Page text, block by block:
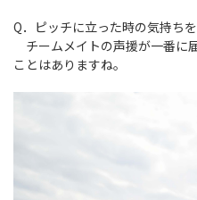
Q．ピッチに立った時の気持ち
チームメイトの声援が一番に
ことはありますね。